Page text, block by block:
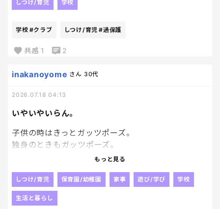
明日これまで相棒だったパンツとサヨナラ。
ちゃんと息子にも最後の挨拶させよ。笑
だが、中学からは野球部に入りたいと。
うーん…私が高校の時野球部のマネージャーだったん
たったり、フライを取ろうとして後ろに倒れて救急
何よりユニフォーム汚かったなー…
いやそれより、危なくない！？って思いが強くて、な
るべく野球やってほしくないなと思ってしまうんだよ
過保護すぎるし、阻止することはできないんだけ
ど、怖いんだよ…
息子は体も小さいし細いし…
同じ気持ちの人、いたりしないかな…
しつけ/育児 学校
学校 #クラブ しつけ/育児 #過保護
共感 1 2
いやいやいらん。
inakanoyome さん 30代
2026.07.18 04:13
子供の時はきっとガッツポーズ。
独身のときもガッツポーズ。
もうすぐ連休始まるのに！
１か月もの連休がくるってのに
なんの３連休よ‼
もっと見る
しつけ/育児 保育園/幼稚園 家事 遊び/学び 学校
生活と暮らし